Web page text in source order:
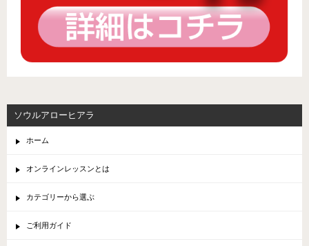
ソウルアローヒアラ
ホーム
オンラインレッスンとは
カテゴリーから選ぶ
ご利用ガイド